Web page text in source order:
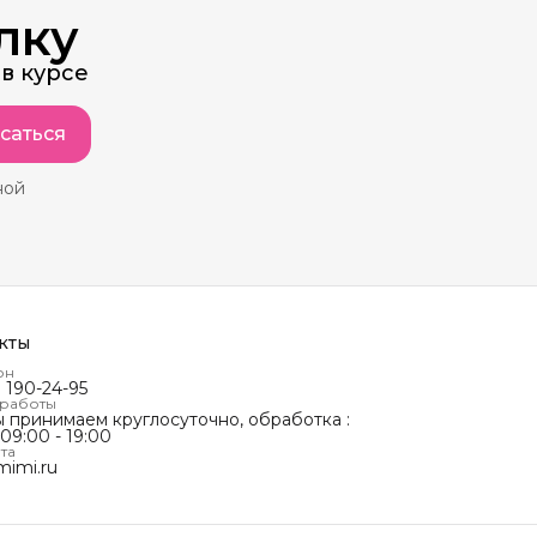
курсе
190-24-95
принимаем круглосуточно, обработка :
- 19:00